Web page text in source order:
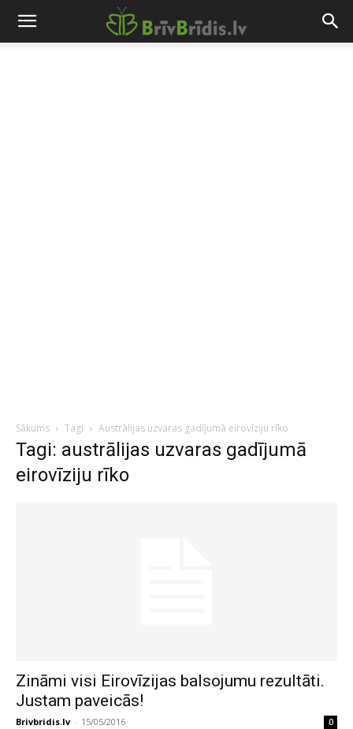
Sākums Tagi Austrālijas uzvaras gadījumā eirovīziju rīko
Tagi: austrālijas uzvaras gadījumā
eirovīziju rīko
Zināmi visi Eirovīzijas balsojumu rezultāti.
Justam paveicās!
Brivbridis.lv - 15/05/2016 0